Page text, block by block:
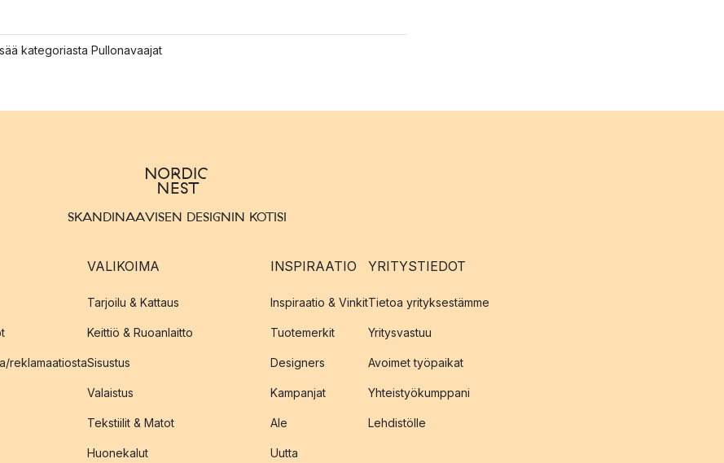
kategoriasta Pullonavaajat
SKANDINAAVISEN DESIGNIN KOTISI
reklamaatiosta
VALIKOIMA
Tarjoilu & Kattaus
Keittiö & Ruoanlaitto
Sisustus
Valaistus
Tekstiilit & Matot
Huonekalut
INSPIRAATIO
Inspiraatio & Vinkit
Tuotemerkit
Designers
Kampanjat
Ale
Uutta
YRITYSTIEDOT
Tietoa yrityksestämme
Yritysvastuu
Avoimet työpaikat
Yhteistyökumppani
Lehdistölle